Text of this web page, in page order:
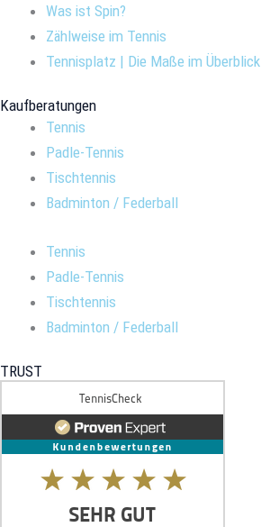
Was ist Spin?
Zählweise im Tennis
Tennisplatz | Die Maße im Überblick
Kaufberatungen
Tennis
Padle-Tennis
Tischtennis
Badminton / Federball
Tennis
Padle-Tennis
Tischtennis
Badminton / Federball
TRUST